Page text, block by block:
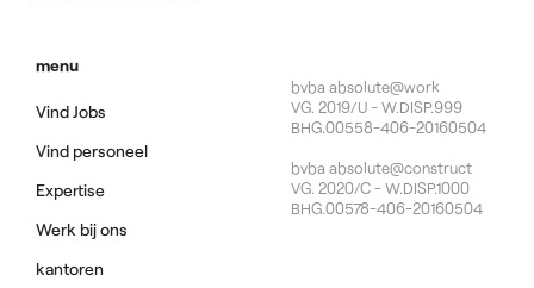
menu
Vind Jobs
Vind personeel
Expertise
Werk bij ons
kantoren
bvba absolute@work
VG. 2019/U - W.DISP.999
BHG.00558-406-20160504
bvba absolute@construct
VG. 2020/C - W.DISP.1000
BHG.00578-406-20160504